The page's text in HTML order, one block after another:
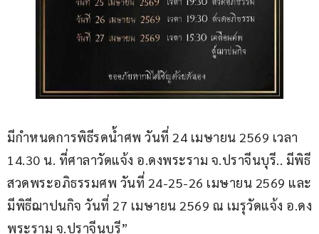
มีกำหนดการพิธีรดน้ำศพ วันที่ 24 เมษายน 2569 เวลา
14.30 น. ที่ศาลาวัดแจ้ง อ.ดงพระราม จ.ปราจีนบุรี.. มีพิธี
สวดพระอภิธรรมศพ วันที่ 24-25-26 เมษายน 2569 และ
มีพิธีฌาปนกิจ วันที่ 27 เมษายน 2569 ณ เมรุวัดแจ้ง อ.ดง
พระราม จ.ปราจีนบุรี”